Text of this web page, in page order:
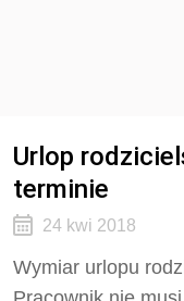
Urlop
terminie
24 kwi 2018
Wymiar urlopu